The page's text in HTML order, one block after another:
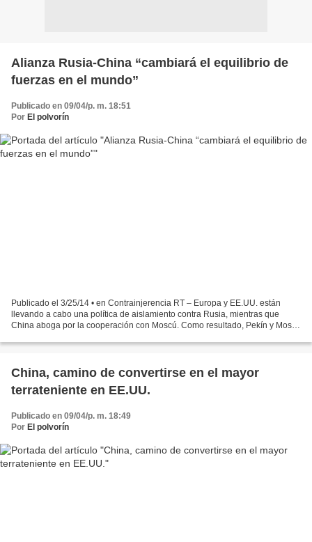
Alianza Rusia-China “cambiará el equilibrio de
fuerzas en el mundo”
Publicado en 09/04/p. m. 18:51
Por El polvorín
Publicado el 3/25/14 • en Contrainjerencia RT – Europa y EE.UU. están
llevando a cabo una política de aislamiento contra Rusia, mientras que
China aboga por la cooperación con Moscú. Como resultado, Pekín y Moscú
China, camino de convertirse en el mayor
terrateniente en EE.UU.
Publicado en 09/04/p. m. 18:49
Por El polvorín